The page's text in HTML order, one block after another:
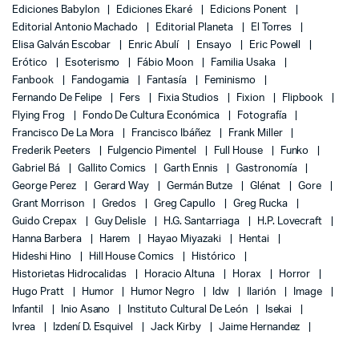
Ediciones Babylon
Ediciones Ekaré
Edicions Ponent
Editorial Antonio Machado
Editorial Planeta
El Torres
Elisa Galván Escobar
Enric Abulí Ensayo
Eric Powell
Erótico
Esoterismo Fábio Moon
Familia Usaka
Fanbook
Fandogamia Fantasía
Feminismo
Fernando De Felipe
Fers Fixia Studios Fixion
Flipbook
Flying Frog
Fondo De Cultura Económica
Fotografía
Francisco De La Mora
Francisco Ibáñez
Frank Miller
Frederik Peeters
Fulgencio Pimentel Full House
Funko
Gabriel Bá
Gallito Comics Garth Ennis
Gastronomía
George Perez
Gerard Way Germán Butze Glénat
Gore
Grant Morrison
Gredos Greg Capullo
Greg Rucka
Guido Crepax
Guy Delisle H.G. Santarriaga
H.P. Lovecraft
Hanna Barbera
Harem Hayao Miyazaki
Hentai
Hideshi Hino
Hill House Comics
Histórico
Historietas Hidrocalidas
Horacio Altuna Horax
Horror
Hugo Pratt
Humor Humor Negro Idw Ilarión
Image
Infantil
Inio Asano Instituto Cultural De León
Isekai
Ivrea
Izdení D. Esquivel Jack Kirby
Jaime Hernandez